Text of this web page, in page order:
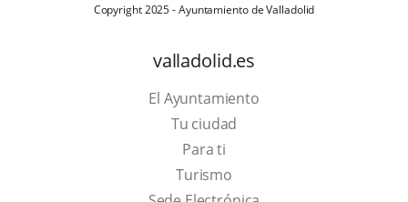
Copyright 2025 - Ayuntamiento de Valladolid
valladolid.es
El Ayuntamiento
Tu ciudad
Para ti
TurismoEste